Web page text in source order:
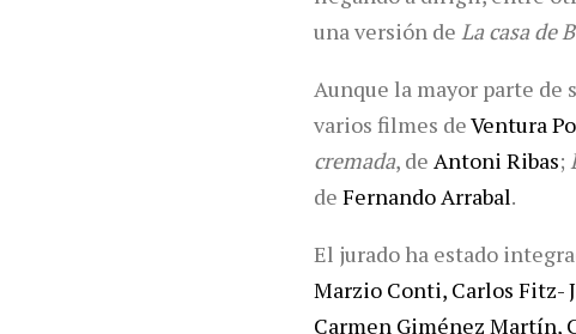
una versión de La casa de
Aunque la mayor parte de
varios filmes deVentura
cremada, de Antoni Ribas;
de Fernando Arrabal.
El jurado ha estado
Marzio Conti, Carlos Fitz-
Carmen Giménez Martín,